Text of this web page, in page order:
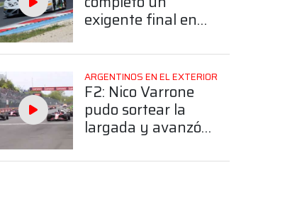
exigente final en
ARGENTINOS EN EL EXTERIOR
F2: Nico Varrone
pudo sortear la
largada y avanzó
la carrera en